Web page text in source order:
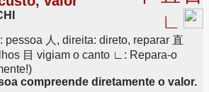
∟
pessoa 人, direita: direto, reparar 直
目 vigiam o canto ∟: Repara-o
compreende diretamente o valor.